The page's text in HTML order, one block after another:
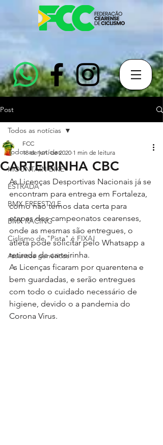
Post
Todos as notícias
MOUNTAIN BIKE
ESTRADA
BMX FREESTYLE
BMX RACING
Ciclismo de "Pista" é FIXA!
Assuntos genéricos
Todos as notícias
CARTEIRINHA CBC
FCC
18 de jun. de 2020 1 min de leitura
As Licenças Desportivas Nacionais já se
encontram para entrega em Fortaleza,
como não temos data certa para
etapas dos campeonatos cearenses,
onde as mesmas são entregues, o
atleta pode solicitar pelo Whatsapp a
retirada da carteirinha.
As Licenças ficaram por quarentena e
bem guardadas, e serão entregues
com todo o cuidado necessário de
higiene, devido o a pandemia do
Corona Virus.